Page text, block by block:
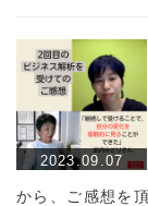
2023.09.07
から、ご感想を